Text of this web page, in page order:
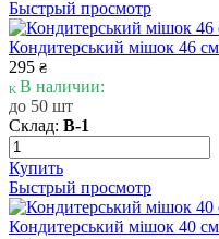
Быстрый просмотр
Кондитерський мішок 46
295 ₴
В наличии:
до 50 шт
Склад: В-1
Купить
Быстрый просмотр
Кондитерський мішок 40